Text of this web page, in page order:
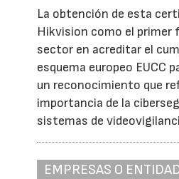
La obtención de esta
Hikvision como el primer
sector en acreditar el
esquema europeo EUCC
un reconocimiento que
importancia de la
sistemas de
EMPRESAS O